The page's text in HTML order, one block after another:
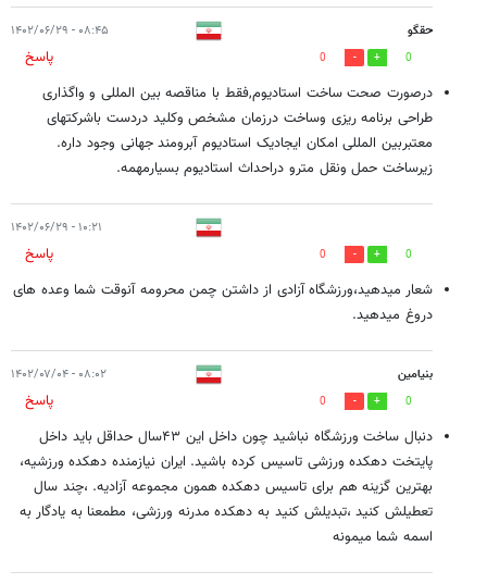
حقگو ۰۸:۴۵ - ۱۴۰۲/۰۶/۲۹
0
0
پاسخ
درصورت صحت ساخت استادیوم,فقط با مناقصه بین المللی و واگذاری
طراحی برنامه ریزی وساخت درزمان مشخص وکلید دردست باشرکتهای
معتبربین المللی امکان ایجادیک استادیوم آبرومند جهانی وجود داره.
زیرساخت حمل ونقل مترو دراحداث استادیوم بسیارمهمه.
۱۰:۲۱ - ۱۴۰۲/۰۶/۲۹
0
0
پاسخ
شعار میدهید،ورزشگاه آزادی از داشتن چمن محرومه آنوقت شما وعده های
دروغ میدهید.
بنیامین ۰۸:۰۲ - ۱۴۰۲/۰۷/۰۴
0
0
پاسخ
دنبال ساخت ورزشگاه نباشید چون داخل این ۴۳سال حداقل باید داخل
پایتخت دهکده ورزشی تاسیس کرده باشید. ایران نیازمنده دهکده ورزشیه،
بهترین گزینه هم برای تاسیس دهکده همون مجموعه آزادیه. ،چند سال
تعطیلش کنید ،تبدیلش کنید به دهکده مدرنه ورزشی، مطمعنا به یادگار به
اسمه شما میمونه